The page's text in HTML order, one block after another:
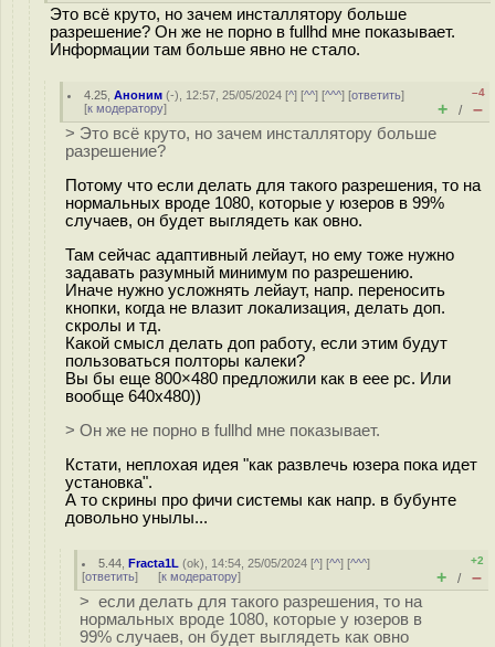
Это всё круто, но зачем инсталлятору больше
разрешение? Он же не порно в fullhd мне показывает.
Информации там больше явно не стало.
4.25 ,Аноним (-), 12:57, 25/05/2024 [^] [^^] [^^^] [ответить]
[к модератору]
–4
+ / –
> Это всё круто, но зачем инсталлятору больше
разрешение?
Потому что если делать для такого разрешения, то на
нормальных вроде 1080, которые у юзеров в 99%
случаев, он будет выглядеть как овно.
Там сейчас адаптивный лейаут, но ему тоже нужно
задавать разумный минимум по разрешению.
Иначе нужно усложнять лейаут, напр. переносить
кнопки, когда не влазит локализация, делать доп.
скролы и тд.
Какой смысл делать доп работу, если этим будут
пользоваться полторы калеки?
Вы бы еще 800×480 предложили как в eee pc. Или
вообще 640х480))
> Он же не порно в fullhd мне показывает.
Кстати, неплохая идея "как развлечь юзера пока идет
установка".
А то скрины про фичи системы как напр. в бубунте
довольно унылы...
5.44 ,Fracta1L (ok), 14:54, 25/05/2024 [^] [^^] [^^^]
[ответить] [к модератору]
+2
+ / –
> если делать для такого разрешения, то на
нормальных вроде 1080, которые у юзеров в
99% случаев, он будет выглядеть как овно